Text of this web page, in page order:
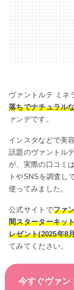
ヴァントルテ ミネ
落ちでナチュラル
ァンデです。
インスタなどで美
話題のヴァントル
が、実際の口コミ
トやSNSを調査し
使ってみました。
公式サイトでファ
間スターターキッ
レゼント(2025年8
てみてください。
今すぐヴァン